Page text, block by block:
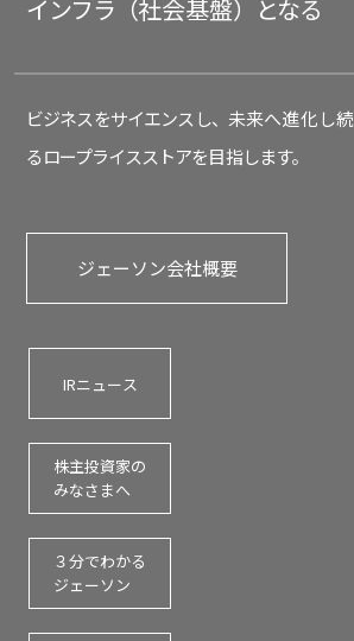
インフラ（社会基盤）となる
ビジネスをサイエンスし、 未来へ進化し続
るロープライスストアを目指します。
ジェーソン会社概要
IRニュース
株主投資家の
みなさまへ
３分でわかる
ジェーソン